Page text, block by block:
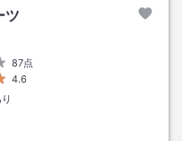
ツ
87点
4.6